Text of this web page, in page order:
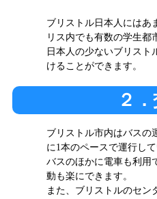
ブリストル日本人にはあ
リス内でも有数の学生都
日本人の少ないブリスト
けることができます。
２
ブリストル市内はバスの
に1本のペースで運行して
バスのほかに電車も利用
動も楽にできます。
また、ブリストルのセン